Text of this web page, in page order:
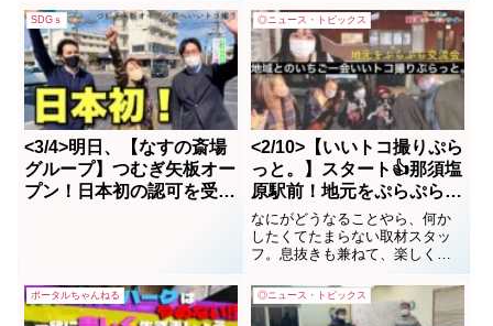
録 ハイライト編集
SDGｓ
<3/4>明日、【なすの斎場
グループ】つむぎ矢板オー
プン！日本初の認可を受け
◎ニュース・トピックス
<2/10>【いいトコ撮りぷら
っと。】スタート👍那須塩
原駅前！地元をぷらぷら交
流会w
なにがどうなることやら、何か
したくてたまらない取材スタッ
フ。息抜きも兼ねて、楽しくス
ほど夢があり、出会いの数ほど
機会がある」の実践編です。
ポータルちゃんねる ◎ニュース・トピックス